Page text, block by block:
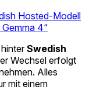
Hosted-Modell
4“
Swedish
Wechsel erfolgt
Alles
mit einem